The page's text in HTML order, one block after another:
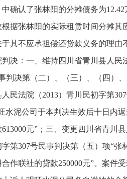
确认了张林阳的分摊债务为
据张林阳的实际租赁时间分摊其
于其不应承担偿还贷款义务的理由
决：一、维持四川省青川县人民
判决第（二）、（三）、（四）
民法院（2013）青川民初字第
水泥公司于本判决生效后十日内
元”；三、变更四川省青川
字第307号民事判决第（五）项“张
作联社的贷款250000元”。案件